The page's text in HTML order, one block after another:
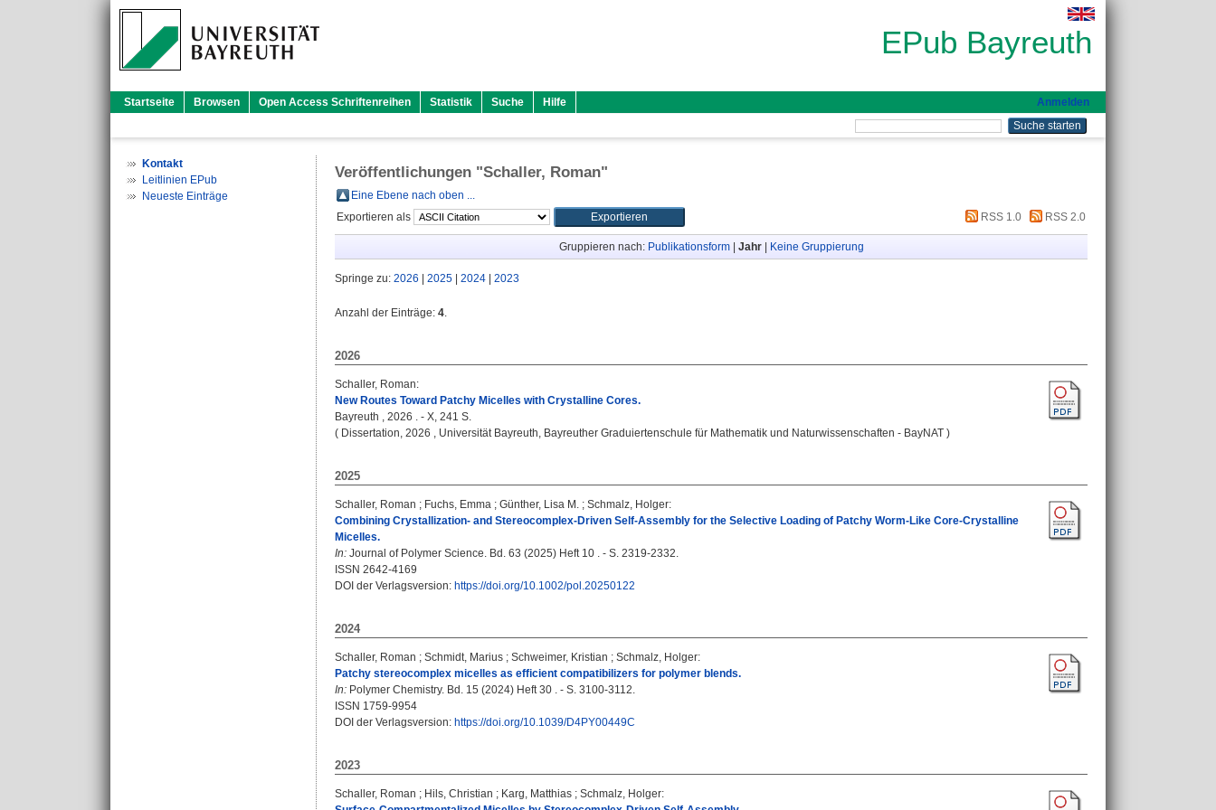
EPub Bayreuth
Startseite Browsen Open Access Schriftenreihen Statistik Suche Hilfe Anmelden
Kontakt
Leitlinien EPub
Neueste Einträge
Veröffentlichungen "Schaller, Roman"
Eine Ebene nach oben ...
Exportieren als
RSS 1.0 RSS 2.0
Gruppieren nach: Publikationsform| Jahr| Keine Gruppierung
Springe zu: 2026 2025 2024 2023
Anzahl der Einträge: 4.
2026
Schaller, Roman:
New Routes Toward Patchy Micelles with Crystalline Cores.
Bayreuth , 2026 . - X, 241 S.
( Dissertation, 2026 , Universität Bayreuth, Bayreuther Graduiertenschule für Mathematik und Naturwissenschaften - BayNAT )
2025
Schaller, Roman ; Fuchs, Emma ; Günther, Lisa M. ; Schmalz, Holger:
Combining Crystallization‐ and Stereocomplex‐Driven Self‐Assembly for the Selective Loading of Patchy Worm‐Like Core‐Crystalline
Micelles.
In: Journal of Polymer Science. Bd. 63 (2025) Heft 10 . - S. 2319-2332.
ISSN 2642-4169
DOI der Verlagsversion: https://doi.org/10.1002/pol.20250122
2024
Schaller, Roman ; Schmidt, Marius ; Schweimer, Kristian ; Schmalz, Holger:
Patchy stereocomplex micelles as efficient compatibilizers for polymer blends.
In: Polymer Chemistry. Bd. 15 (2024) Heft 30 . - S. 3100-3112.
ISSN 1759-9954
DOI der Verlagsversion: https://doi.org/10.1039/D4PY00449C
2023
Schaller, Roman ; Hils, Christian ; Karg, Matthias ; Schmalz, Holger: